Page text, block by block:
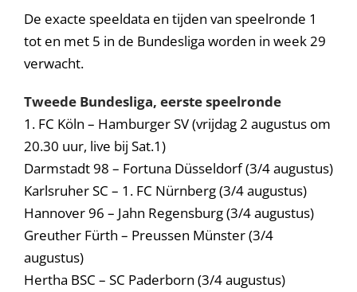
De exacte speeldata en tijden van speelronde 1
tot en met 5 in de Bundesliga worden in week 29
verwacht.
Tweede Bundesliga, eerste speelronde
1. FC Köln – Hamburger SV (vrijdag 2 augustus om
20.30 uur, live bij Sat.1)
Darmstadt 98 – Fortuna Düsseldorf (3/4 augustus)
Karlsruher SC – 1. FC Nürnberg (3/4 augustus)
Hannover 96 – Jahn Regensburg (3/4 augustus)
Greuther Fürth – Preussen Münster (3/4
augustus)
Hertha BSC – SC Paderborn (3/4 augustus)